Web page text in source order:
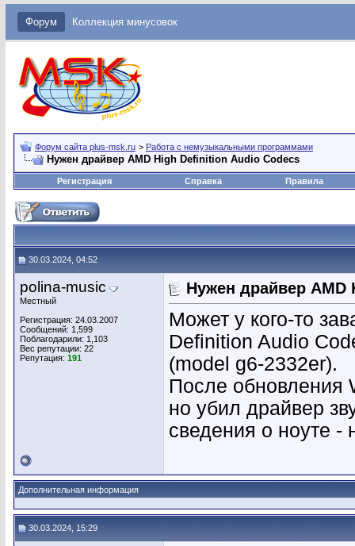
Форум Коллекция минусовок
Форум сайта plus-msk.ru > Работа с немузыкальными программами
Нужен драйвер AMD High Definition Audio Codecs
Регистрация Справка Правила
30.03.2024, 04:52
polina-music
Местный
Регистрация: 24.03.2007
Сообщений: 1,599
Поблагодарили: 1,103
Вес репутации: 22
Репутация: 191
Нужен драйвер AMD
Может у кого-то
Definition Audio
(model g6-2332er).
После обновления
но убил драйвер
сведения о ноуте
Дополнительная информация
30.03.2024, 15:29